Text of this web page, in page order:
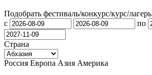
Подобрать фестиваль/конкурс/курс/лагерь
с
по
Страна
Россия Европа Азия Америка